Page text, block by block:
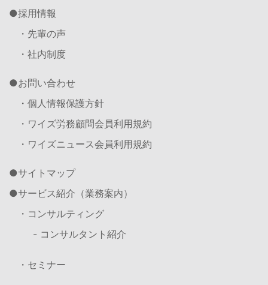
採用情報
・先輩の声
・社内制度
お問い合わせ
・個人情報保護方針
・ワイズ労務顧問会員利用規約
・ワイズニュース会員利用規約
サイトマップ
サービス紹介（業務案内）
・コンサルティング
- コンサルタント紹介
・セミナー